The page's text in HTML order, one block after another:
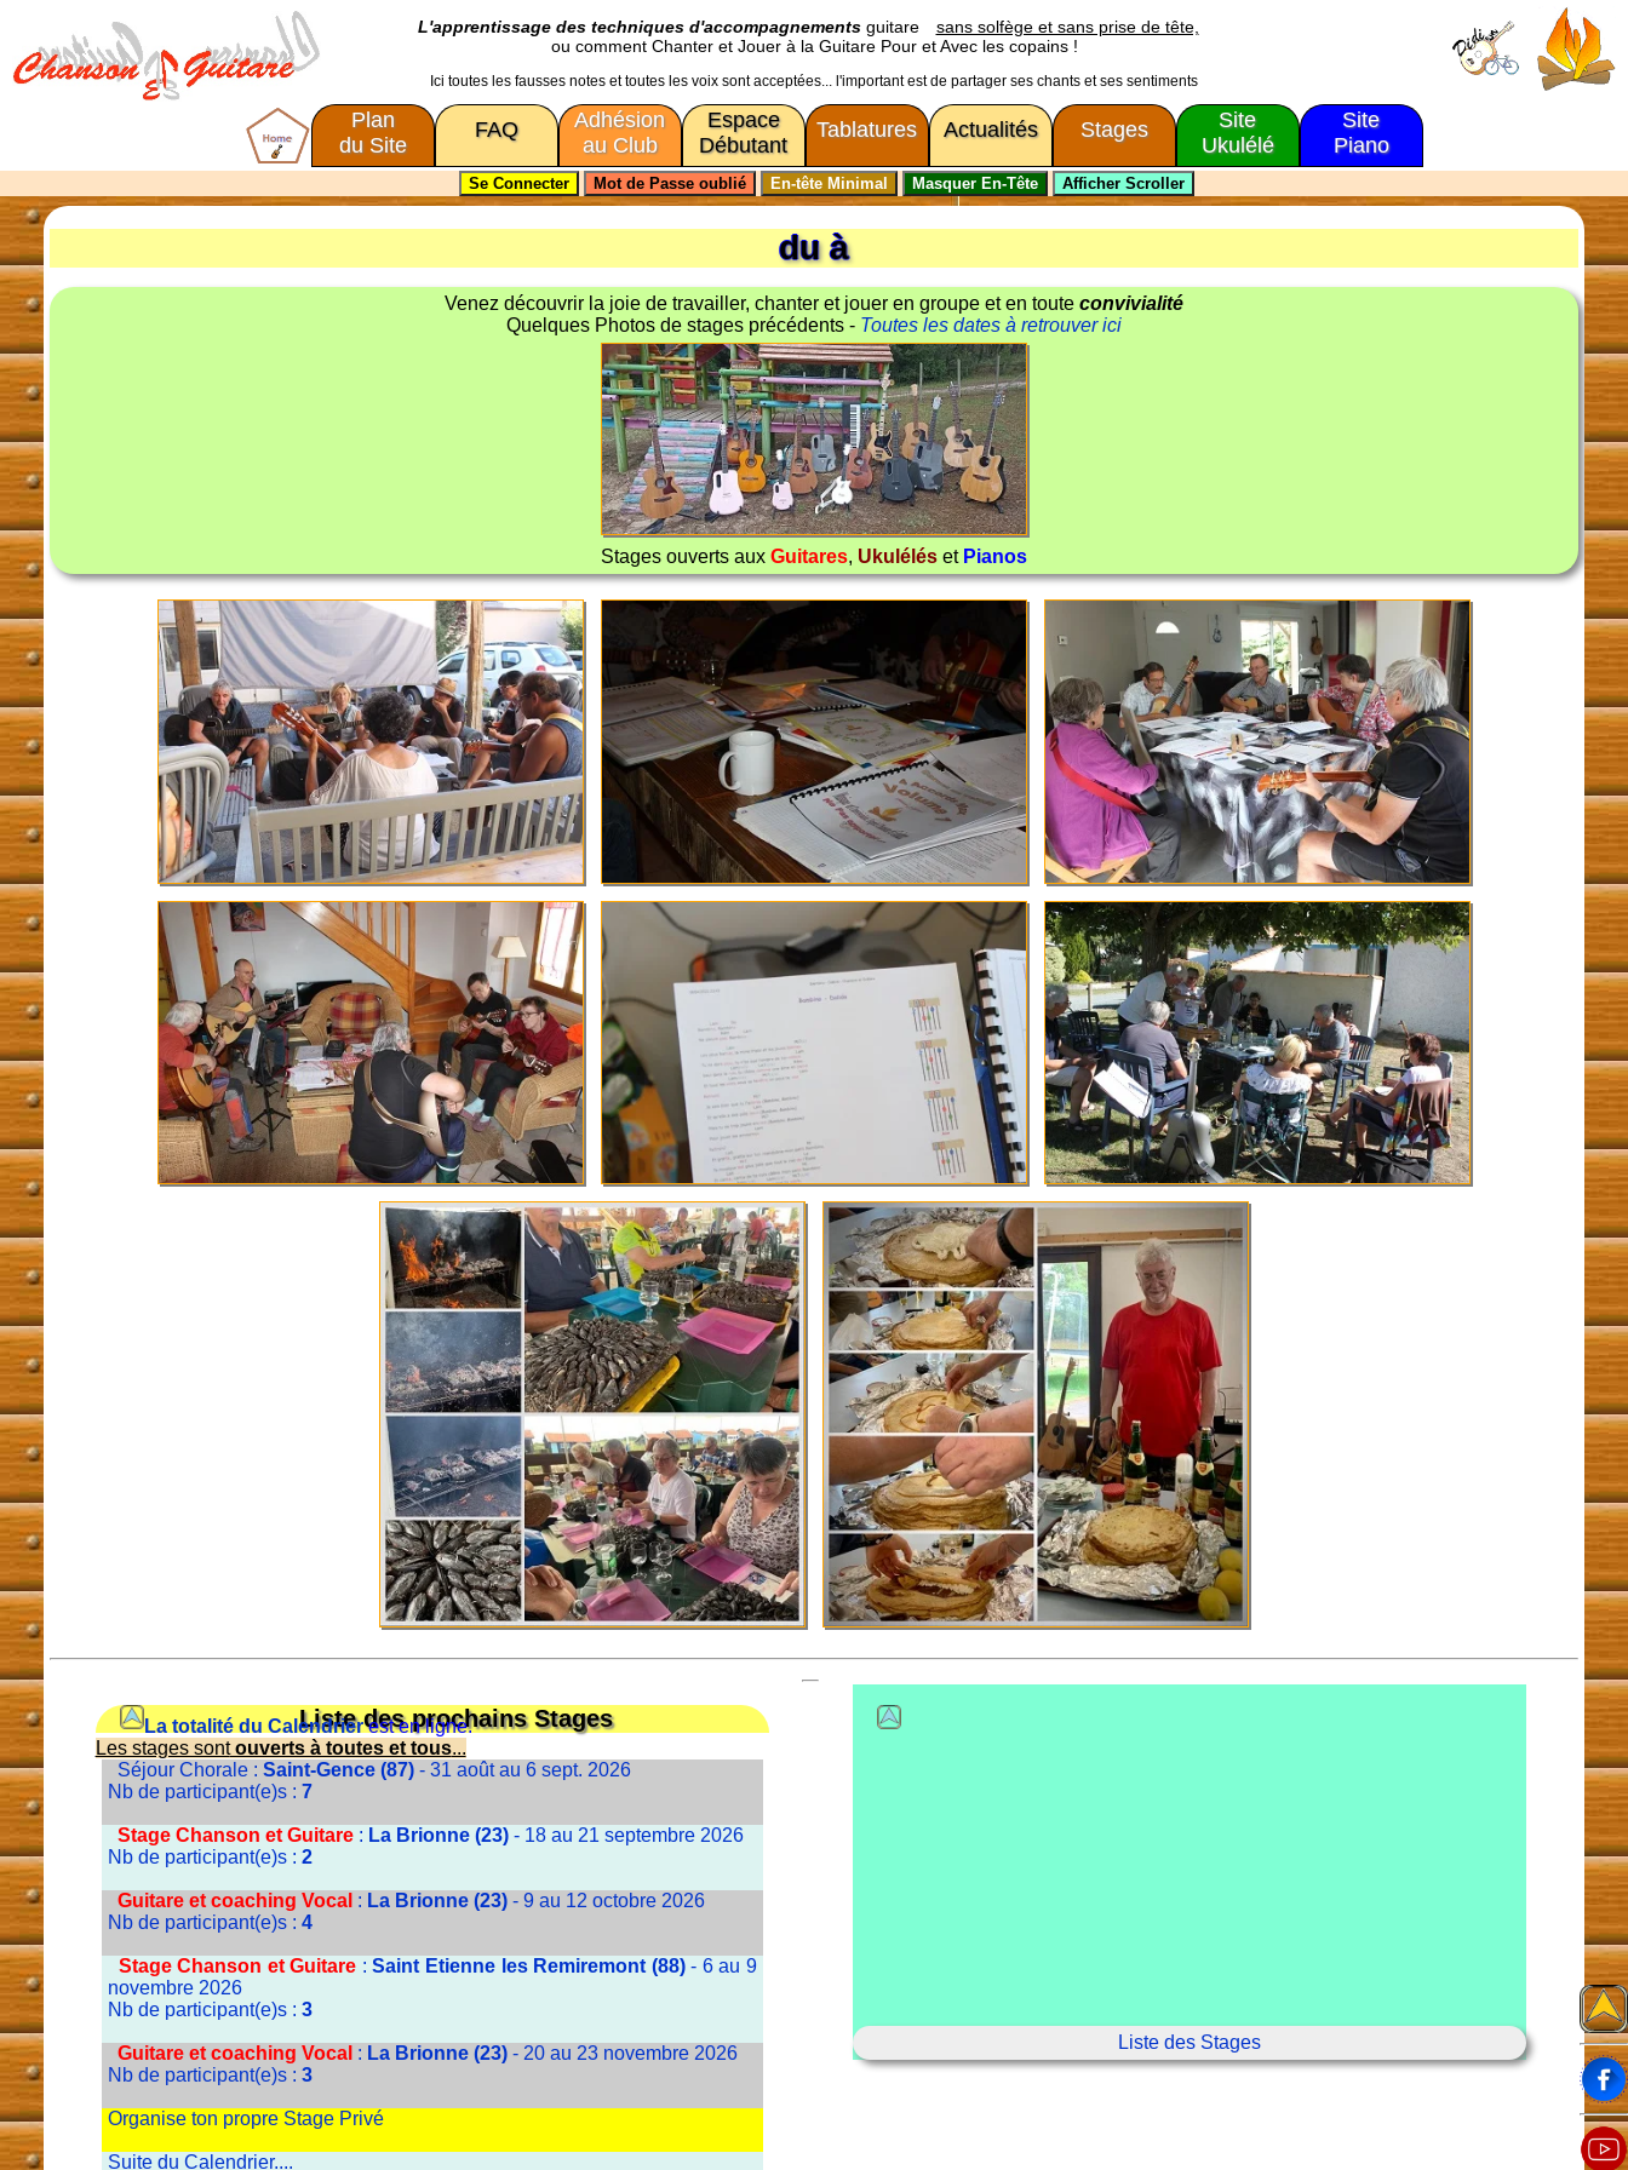
L'apprentissage des techniques d'accompagnementsguitare
sans solfège et sans prise de tête,
ou comment Chanter et Jouer à la Guitare Pour et Avec les copains !
Ici toutes les fausses notes et toutes les voix sont acceptées... l'important est de partager ses chants et ses sentiments
Plan
du Site
FAQ
Adhésion
au Club
Espace
Débutant
Tablatures Actualités Stages
Site
Ukulélé
Site
Piano
du à
Venez découvrir la joie de travailler, chanter et jouer en groupe et en toute convivialité
Quelques Photos de stages précédents - Toutes les dates à retrouver ici
Stages ouverts aux Guitares, Ukulélés et Pianos
Liste des prochains Stages
La totalité du Calendrierest en ligne.
Les stages sontouverts à toutes et tous...
Séjour Chorale : Saint-Gence (87)- 31 août au 6 sept. 2026
Nb de participant(e)s : 7
Stage Chanson et Guitare: La Brionne (23)- 18 au 21 septembre 2026
Nb de participant(e)s : 2
Guitare et coaching Vocal : La Brionne (23)- 9 au 12 octobre 2026
Nb de participant(e)s : 4
Stage Chanson et Guitare :Saint Etienne les Remiremont (88)- 6 au 9
novembre 2026
Nb de participant(e)s : 3
Guitare et coaching Vocal : La Brionne (23)- 20 au 23 novembre 2026
Nb de participant(e)s : 3
Organise ton propre Stage Privé
Suite du Calendrier....
Liste des Stages